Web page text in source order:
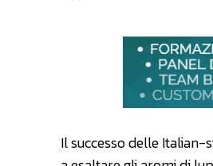
Il successo delle Italian-